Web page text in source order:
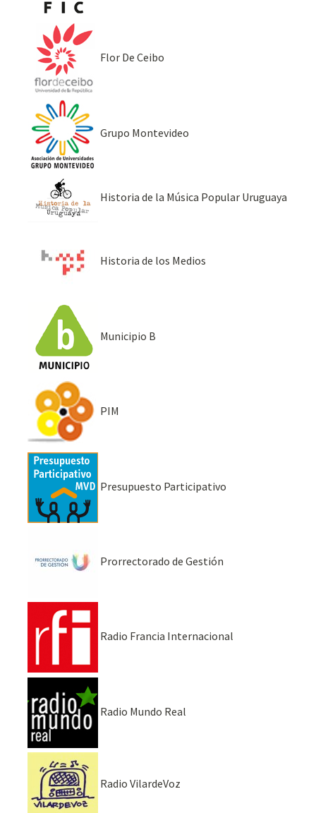
Flor De Ceibo
Grupo Montevideo
Historia de la Música Popular Uruguaya
Historia de los Medios
Municipio B
PIM
Presupuesto Participativo
Prorrectorado de Gestión
Radio Francia Internacional
Radio Mundo Real
Radio VilardeVoz